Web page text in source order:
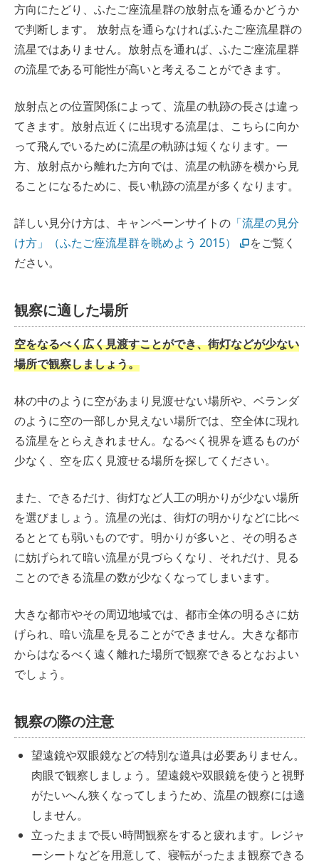
方向にたどり、ふたご座流星群の放射点を通るかどうか
で判断します。 放射点を通らなければふたご座流星群の
流星ではありません。放射点を通れば、ふたご座流星群
の流星である可能性が高いと考えることができます。
放射点との位置関係によって、流星の軌跡の長さは違っ
てきます。放射点近くに出現する流星は、こちらに向か
って飛んでいるために流星の軌跡は短くなります。一
方、放射点から離れた方向では、流星の軌跡を横から見
ることになるために、長い軌跡の流星が多くなります。
詳しい見分け方は、キャンペーンサイトの 「流星の見分
け方」（ふたご座流星群を眺めよう 2015）
をご覧く
ださい。
観察に適した場所
空をなるべく広く見渡すことができ、街灯などが少ない
場所で観察しましょう。
林の中のように空があまり見渡せない場所や、ベランダ
のように空の一部しか見えない場所では、空全体に現れ
る流星をとらえきれません。なるべく視界を遮るものが
少なく、空を広く見渡せる場所を探してください。
また、できるだけ、街灯など人工の明かりが少ない場所
を選びましょう。流星の光は、街灯の明かりなどに比べ
るととても弱いものです。明かりが多いと、その明るさ
に妨げられて暗い流星が見づらくなり、それだけ、見る
ことのできる流星の数が少なくなってしまいます。
大きな都市やその周辺地域では、都市全体の明るさに妨
げられ、暗い流星を見ることができません。大きな都市
からはなるべく遠く離れた場所で観察できるとなおよい
でしょう。
観察の際の注意
望遠鏡や双眼鏡などの特別な道具は必要ありません。
肉眼で観察しましょう。望遠鏡や双眼鏡を使うと視野
がたいへん狭くなってしまうため、流星の観察には適
しません。
立ったままで長い時間観察をすると疲れます。レジャ
ーシートなどを用意して、寝転がったまま観察できる